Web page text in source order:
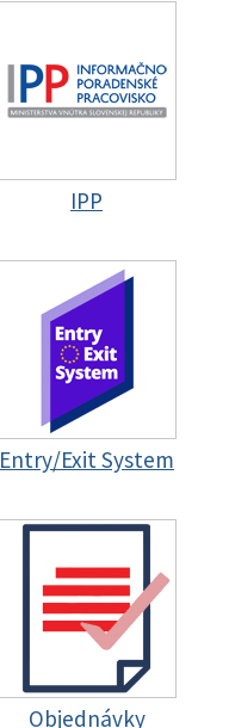
IPP
Entry/Exit System
Objednávky